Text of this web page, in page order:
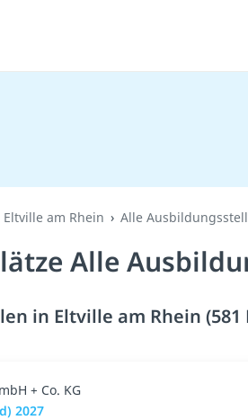
Eltville am Rhein Alle
Alle
in Eltville am Rhein (581
+ Co. KG
2027